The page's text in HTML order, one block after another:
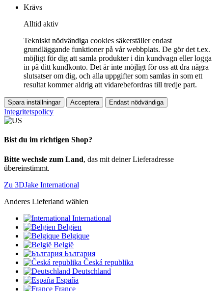
Krävs
Alltid aktiv
Tekniskt nödvändiga cookies säkerställer endast
grundläggande funktioner på vår webbplats. De gör det t.ex.
möjligt för dig att samla produkter i din kundvagn eller logga
in på ditt kundkonto. Det är inte möjligt för oss att dra några
slutsatser om dig, och alla uppgifter som samlas in som ett
resultat kommer aldrig att vidarebefordras till tredje part.
Spara inställningar Acceptera Endast nödvändiga
Integritetspolicy
Bist du im richtigen Shop?
Bitte wechsle zum Land, das mit deiner Lieferadresse
übereinstimmt.
Zu 3DJake International
Anderes Lieferland wählen
International
Belgien
Belgique
België
България
Česká republika
Deutschland
España
France